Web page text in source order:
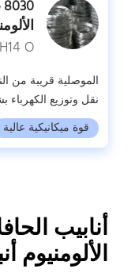
H14 O
الموصلية قريبة من
نقل وتوزيع
قوة ميكانيكية عالية
أنابيب
الألومنيوم